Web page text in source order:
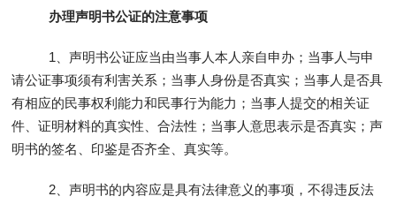
办理声明书公证的注意事项
1、声明书公证应当由当事人本人亲自申办；当事人与申
请公证事项须有利害关系；当事人身份是否真实；当事人是否具
有相应的民事权利能力和民事行为能力；当事人提交的相关证
件、证明材料的真实性、合法性；当事人意思表示是否真实；声
明书的签名、印鉴是否齐全、真实等。
2、声明书的内容应是具有法律意义的事项，不得违反法